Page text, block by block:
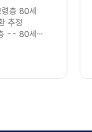
층 80세
추정
-- 80세